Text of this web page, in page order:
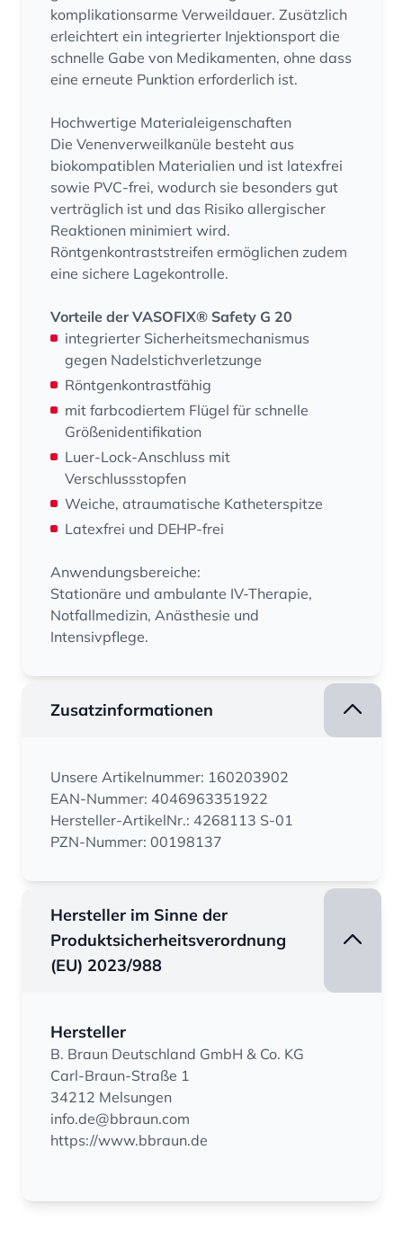
komplikationsarme Verweildauer. Zusätzlich
erleichtert ein integrierter Injektionsport die
schnelle Gabe von Medikamenten, ohne dass
eine erneute Punktion erforderlich ist.
Hochwertige Materialeigenschaften
Die Venenverweilkanüle besteht aus
biokompatiblen Materialien und ist latexfrei
sowie PVC-frei, wodurch sie besonders gut
verträglich ist und das Risiko allergischer
Reaktionen minimiert wird.
Röntgenkontraststreifen ermöglichen zudem
eine sichere Lagekontrolle.
Vorteile der VASOFIX® Safety G 20
integrierter Sicherheitsmechanismus
gegen Nadelstichverletzunge
Röntgenkontrastfähig
mit farbcodiertem Flügel für schnelle
Größenidentifikation
Luer-Lock-Anschluss mit
Verschlussstopfen
Weiche, atraumatische Katheterspitze
Latexfrei und DEHP-frei
Anwendungsbereiche:
Stationäre und ambulante IV-Therapie,
Notfallmedizin, Anästhesie und
Intensivpflege.
Zusatzinformationen
Unsere Artikelnummer: 160203902
EAN-Nummer: 4046963351922
Hersteller-ArtikelNr.: 4268113 S-01
PZN-Nummer: 00198137
Hersteller im Sinne der
Produktsicherheitsverordnung
(EU) 2023/988
Hersteller
B. Braun Deutschland GmbH & Co. KG
Carl-Braun-Straße 1
34212 Melsungen
info.de@bbraun.com
https://www.bbraun.de